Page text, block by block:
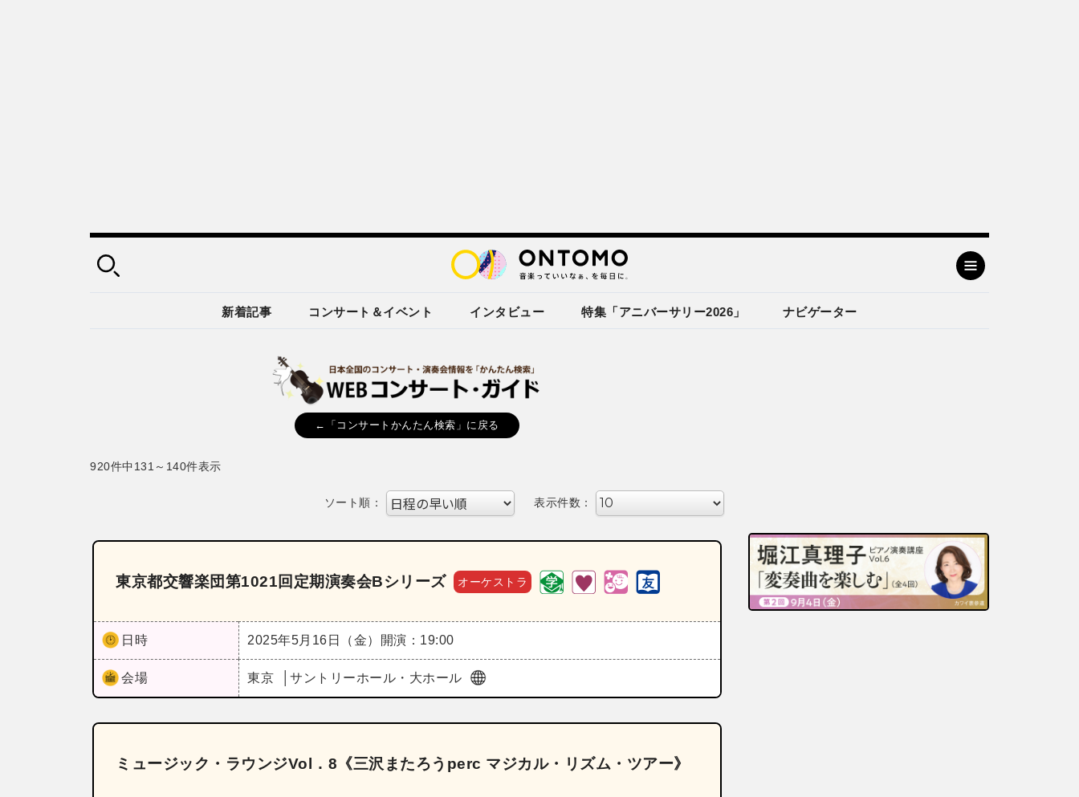
新着記事 コンサート＆イベント インタビュー 特集「アニバーサリー2026」 ナビゲーター
←「コンサートかんたん検索」に戻る
920件中131～140件表示
ソート順： 表示件数：
東京都交響楽団第1021回定期演奏会Bシリーズ オーケストラ
日時 2025年5月16日（金） 開演：19:00
会場 東京 サントリーホール・大ホール
ミュージック・ラウンジVol．8《三沢またろうperc マジカル・リズム・ツアー》